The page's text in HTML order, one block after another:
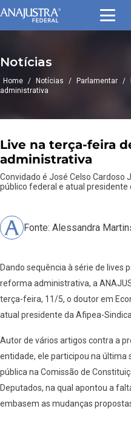
Notícias
Home / Notícias / Parlamentar /
administrativa
Live na terça-feira
administrativa
Convidado é José Celso Cardoso
público federal e atual presidente
Fonte: Alessandra
Dando sequência à série de lives
reforma administrativa, a
terça-feira, 11/5, o doutor em
atual presidente da Afipea-
Autor de vários artigos contra a
entidade, ele participou na última
pública na Comissão de
Deputados, na qual apontou a
embasem as mudanças propostas